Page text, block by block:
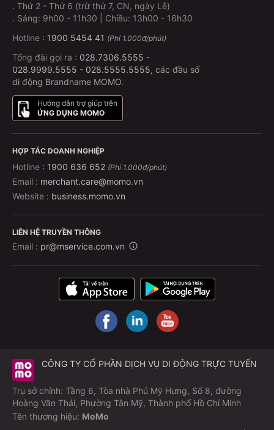
. Thứ 2 - Thứ 6 (trừ thứ 7, CN, ngày Lễ)
. Sáng: 9h00 - 11h30 | Chiều: 13h00 - 16h30
Hotline : 1900 5454 41 (Phí 1.000đ/phút)
Tổng đài gọi ra : 028.7306.5555 -
028.9999.5555 - 028.5555.5555, các đầu số
di động Brandname MOMO.
Hướng dẫn trợ giúp trên
ỨNG DỤNG MOMO
HỢP TÁC DOANH NGHIỆP
Hotline : 1900 636 652 (Phí 1.000đ/phút)
Email : merchant.care@momo.vn
Website : business.momo.vn
LIÊN HỆ TRUYỀN THÔNG
Email : pr@mservice.com.vn
CÔNG TY CỔ PHẦN DỊCH VỤ DI ĐỘNG TRỰC TUYẾN
Trụ sở chính: Tầng 6, Tòa nhà Phú Mỹ Hưng, Số 8, đường
Hoàng Văn Thái, Phường Tân Mỹ, Thành phố Hồ Chí Minh
Tên thương hiệu: MoMo